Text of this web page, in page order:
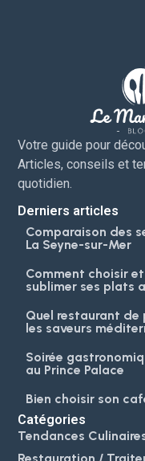
Votre guide pour
Articles, conseils et
quotidien.
Derniers articles
Comparaison des
La Seyne-sur-Mer
Comment choisir et
sublimer ses plats
Quel restaurant de
les saveurs
Soirée
au Prince Palace
Bien choisir son
Catégories
Tendances